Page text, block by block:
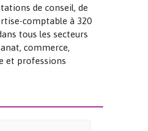
de conseil, de
comptable à 320
tous les secteurs
commerce,
et professions